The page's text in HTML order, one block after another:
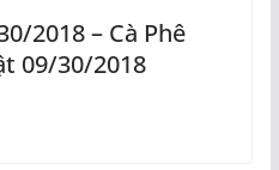
2018 – Cà Phê
09/30/2018